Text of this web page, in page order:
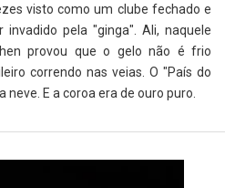
visto como um clube fechado e
invadido pela "ginga". Ali, naquele
provou que o gelo não é frio
correndo nas veias. O "País do
neve. E a coroa era de ouro puro.